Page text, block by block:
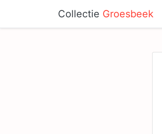
Collectie Groesbeek